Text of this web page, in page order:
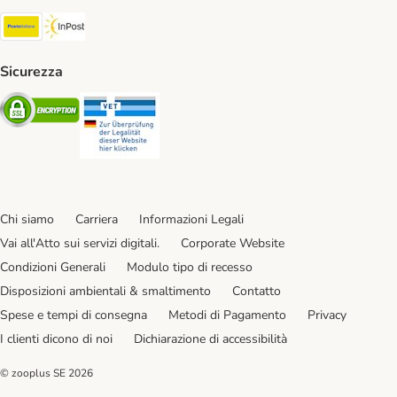
Poste Italiane. Shipping Method
Sicurezza
Security
Chi siamo Carriera
Informazioni Legali
Vai all'Atto sui servizi digitali.
Corporate Website
Condizioni Generali
Modulo tipo di recesso
Disposizioni ambientali & smaltimento
Contatto
Spese e tempi di consegna
Metodi di Pagamento
Privacy
I clienti dicono di noi
Dichiarazione di accessibilità
© zooplus SE 2026